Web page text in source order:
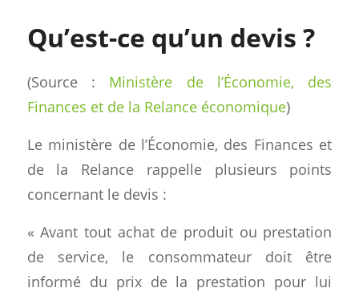
Qu’est-ce qu’un devis ?
(Source : Ministère de l’Économie, des
Finances et de la Relance économique)
Le ministère de l’Économie, des Finances et
de la Relance rappelle plusieurs points
concernant le devis :
« Avant tout achat de produit ou prestation
de service, le consommateur doit être
informé du prix de la prestation pour lui